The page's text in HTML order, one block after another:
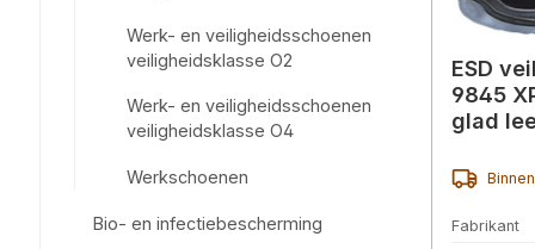
Werk- en veiligheidsschoenen
veiligheidsklasse O2
Werk- en veiligheidsschoenen
veiligheidsklasse O4
Werkschoenen
Bio- en infectiebescherming
ESD
9845
glad
Fabrikant